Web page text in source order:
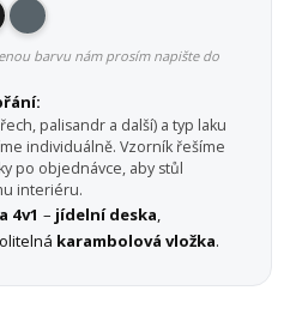
barvu nám prosím napište do
palisandr a další) a typ laku
individuálně. Vzorník řešíme
po objednávce, aby stůl
interiéru.
4v1 – jídelní deska,
karambolová vložka.